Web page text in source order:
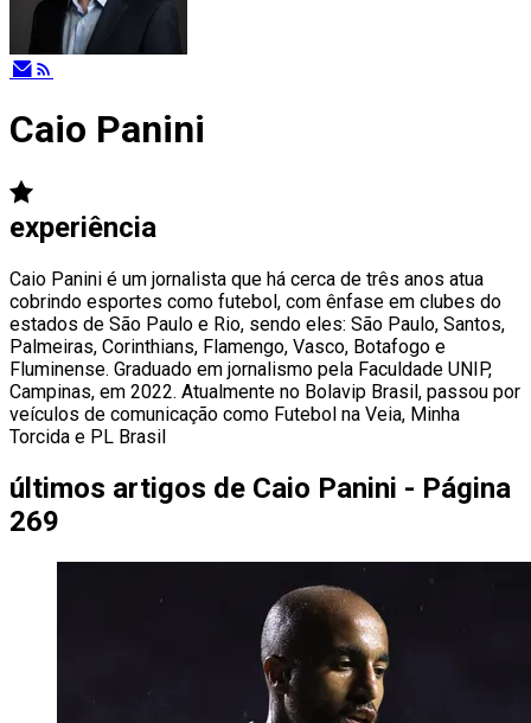
Caio Panini
experiência
Caio Panini é um jornalista que há cerca de três anos atua
cobrindo esportes como futebol, com ênfase em clubes do
estados de São Paulo e Rio, sendo eles: São Paulo, Santos,
Palmeiras, Corinthians, Flamengo, Vasco, Botafogo e
Fluminense. Graduado em jornalismo pela Faculdade UNIP,
Campinas, em 2022. Atualmente no Bolavip Brasil, passou por
veículos de comunicação como Futebol na Veia, Minha
Torcida e PL Brasil
últimos artigos de Caio Panini - Página
269